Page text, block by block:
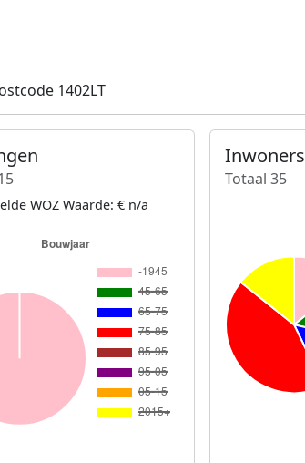
1402LT
WOZ Waarde: € n/a
Inwoners
Totaal 35